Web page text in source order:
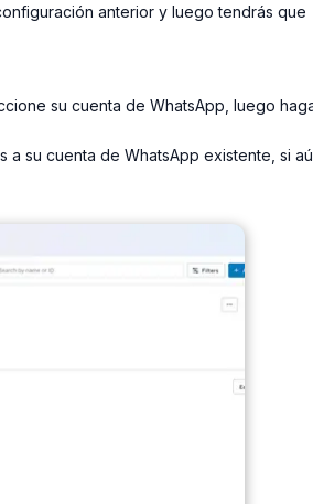
anterior y luego tendrás que
su cuenta de WhatsApp, luego
a su cuenta de WhatsApp existente, si